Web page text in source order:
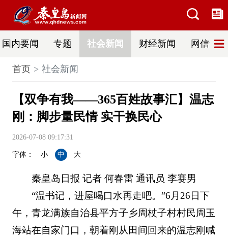
国内要闻 专题 社会新闻 财经新闻 网信普法
首页 社会新闻
【双争有我——365百姓故事汇】温志
刚：脚步量民情 实干换民心
2026-07-08 09:17:31
字体： 小 中 大
秦皇岛日报 记者 何春雷 通讯员 李赛男
“温书记，进屋喝口水再走吧。”6月26日下
午，青龙满族自治县平方子乡周杖子村村民周玉
海站在自家门口，朝着刚从田间回来的温志刚喊